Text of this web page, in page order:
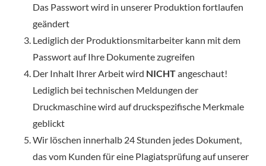
Das Passwort wird in unserer Produktion fortlaufen
geändert
Lediglich der Produktionsmitarbeiter kann mit dem
Passwort auf Ihre Dokumente zugreifen
Der Inhalt Ihrer Arbeit wird NICHTangeschaut!
Lediglich bei technischen Meldungen der
Druckmaschine wird auf druckspezifische Merkmale
geblickt
Wir löschen innerhalb 24 Stunden jedes Dokument,
das vom Kunden für eine Plagiatsprüfung auf unserer